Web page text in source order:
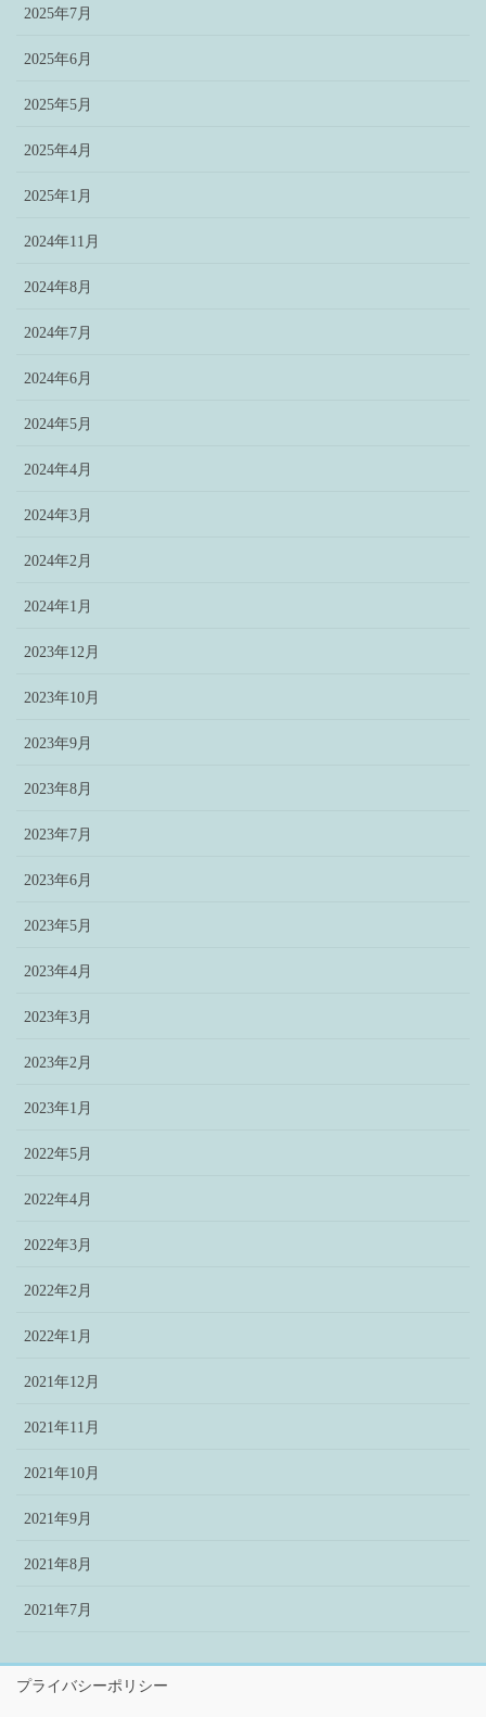
2025年7月
2025年6月
2025年5月
2025年4月
2025年1月
2024年11月
2024年8月
2024年7月
2024年6月
2024年5月
2024年4月
2024年3月
2024年2月
2024年1月
2023年12月
2023年10月
2023年9月
2023年8月
2023年7月
2023年6月
2023年5月
2023年4月
2023年3月
2023年2月
2023年1月
2022年5月
2022年4月
2022年3月
2022年2月
2022年1月
2021年12月
2021年11月
2021年10月
2021年9月
2021年8月
2021年7月
プライバシーポリシー